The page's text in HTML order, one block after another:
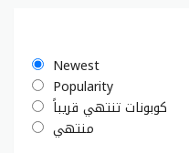
Newest
Popularity
كوبونات تنتهي قريباً
منتهي